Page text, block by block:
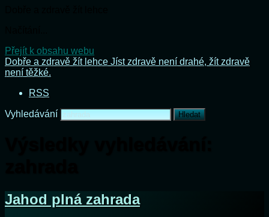
Přejít k obsahu webu
Dobře a zdravě žít lehce Jíst zdravě není drahé, žít zdravě
není těžké.
RSS
Vyhledávání
Jahod plná zahrada